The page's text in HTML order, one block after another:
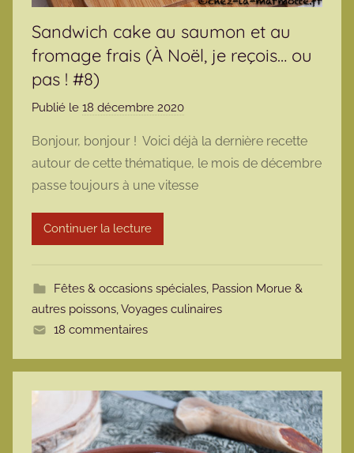
Sandwich cake au saumon et au
fromage frais (À Noël, je reçois… ou
pas ! #8)
Publié le 18 décembre 2020
r
m
a
t
e
Bonjour, bonjour ! Voici déjà la dernière recette
autour de cette thématique, le mois de décembre
passe toujours à une vitesse
Continuer la lecture
Fêtes & occasions spéciales, Passion Morue &
autres poissons,Voyages culinaires
18 commentaires